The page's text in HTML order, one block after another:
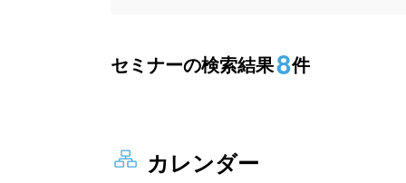
セミナーの検索結果8件
カレンダー